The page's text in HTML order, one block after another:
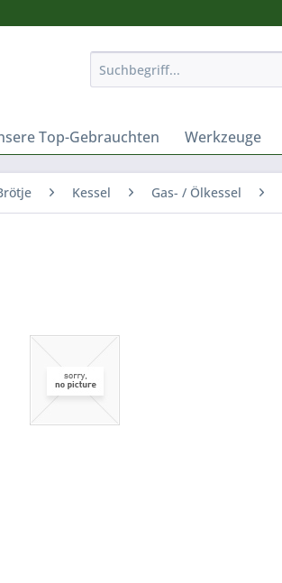
Top-Gebrauchten Werkzeuge
Kessel Gas- / Ölkessel